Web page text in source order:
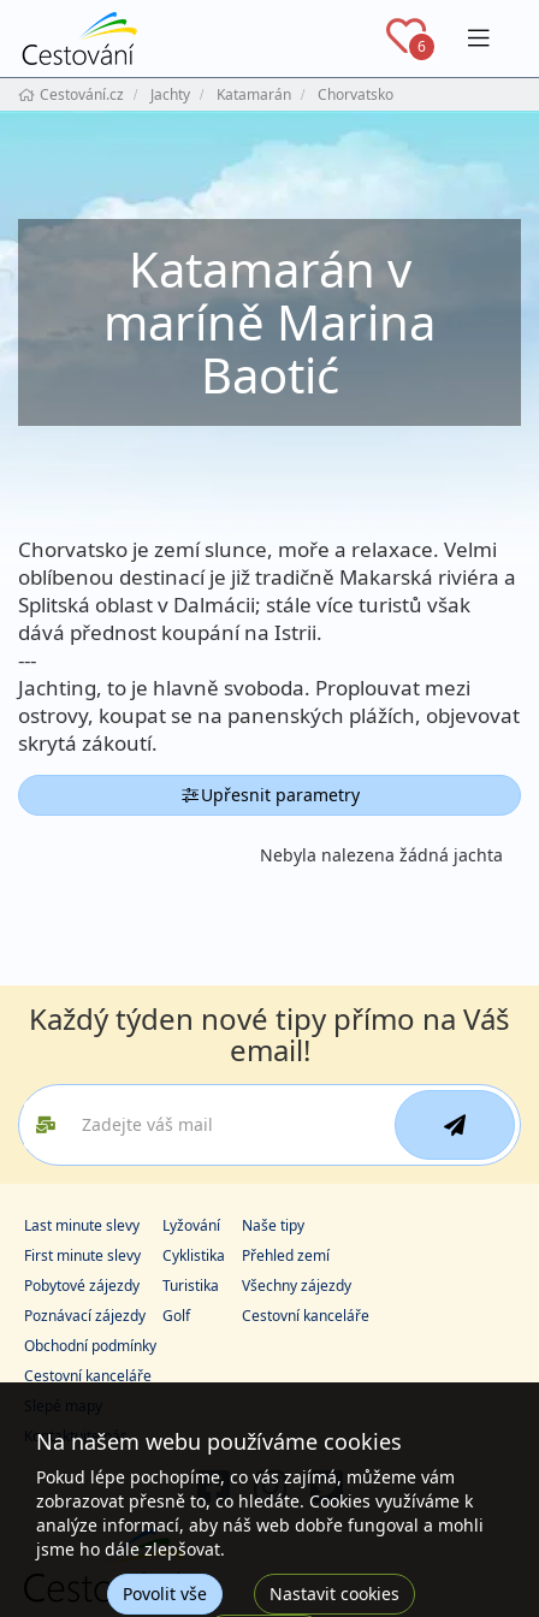
6
Cestování.cz Jachty Katamarán Chorvatsko
Katamarán v
maríně Marina
Baotić
Chorvatsko je zemí slunce, moře a relaxace. Velmi
oblíbenou destinací je již tradičně Makarská riviéra a
Splitská oblast v Dalmácii; stále více turistů však
dává přednost koupání na Istrii.
---
Jachting, to je hlavně svoboda. Proplouvat mezi
ostrovy, koupat se na panenských plážích, objevovat
skrytá zákoutí.
Upřesnit parametry
Nebyla nalezena žádná jachta
Každý týden nové tipy přímo na Váš
email!
Last minute slevy
First minute slevy
Pobytové zájezdy
Poznávací zájezdy
Lyžování
Cyklistika
Turistika
Golf
Naše tipy
Přehled zemí
Všechny zájezdy
Cestovní kanceláře
Obchodní podmínky
Cestovní kanceláře
Slepé mapy
Kontaktujte nás
Na našem webu používáme cookies
Pokud lépe pochopíme, co vás zajímá, můžeme vám
zobrazovat přesně to, co hledáte. Cookies využíváme k
analýze informací, aby náš web dobře fungoval a mohli
jsme ho dále zlepšovat.
Povolit vše
Nastavit cookies